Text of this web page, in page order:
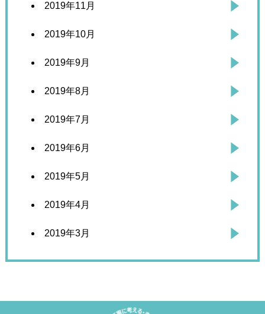
2019年11月
2019年10月
2019年9月
2019年8月
2019年7月
2019年6月
2019年5月
2019年4月
2019年3月